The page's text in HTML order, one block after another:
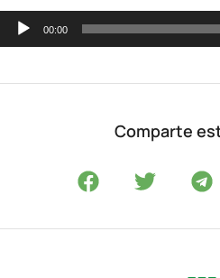
Reproductor
de
00:00
Comparte